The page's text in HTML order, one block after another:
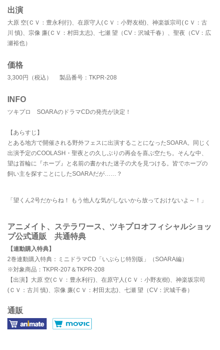
出演
大原 空(ＣＶ：豊永利行)、在原守人(ＣＶ：小野友樹)、神楽坂宗司(ＣＶ：古
川 慎)、宗像 廉(ＣＶ：村田太志)、七瀬 望（CV：沢城千春）、聖夜（CV：広
瀬裕也）
価格
3,300円（税込） 製品番号：TKPR-208
INFO
ツキプロ SOARAのドラマCDの発売が決定！
【あらすじ】
とある地方で開催される野外フェスに出演することになったSOARA。同じく
出演予定のCOOLASH・聖夜との久しぶりの再会を喜ぶ空たち。そんな中、
望は首輪に『ホープ』と名前の書かれた迷子の犬を見つける。皆でホープの
飼い主を探すことにしたSOARAだが……？
「望くん2号だからね！ もう他人な気がしないから放っておけないよ～！」
アニメイト、ステラワース、ツキプロオフィシャルショッ
プ公式通販 共通特典
【連動購入特典】
2巻連動購入特典：ミニドラマCD「いぶらじ特別版」（SOARA編）
※対象商品：TKPR-207＆TKPR-208
【出演】大原 空(ＣＶ：豊永利行)、在原守人(ＣＶ：小野友樹)、神楽坂宗司
(ＣＶ：古川 慎)、宗像 廉(ＣＶ：村田太志)、七瀬 望（CV：沢城千春）
通販